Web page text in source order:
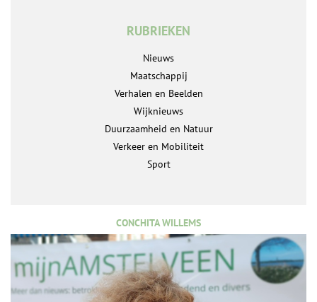
RUBRIEKEN
Nieuws
Maatschappij
Verhalen en Beelden
Wijknieuws
Duurzaamheid en Natuur
Verkeer en Mobiliteit
Sport
CONCHITA WILLEMS